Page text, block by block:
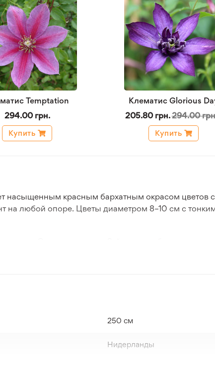
Temptation
294.00 грн.
Купить
Клематис Glorious
205.80 грн. 294.00
Купить
насыщенным красным бархатным окрасом цветов
на любой опоре. Цветы диаметром 8–10 см с
лета и осени.
250 см
Нидерланды